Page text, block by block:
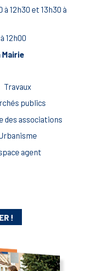
à 12h30 et 13h30 à
12h00
Travaux
publics
des associations
agent
!